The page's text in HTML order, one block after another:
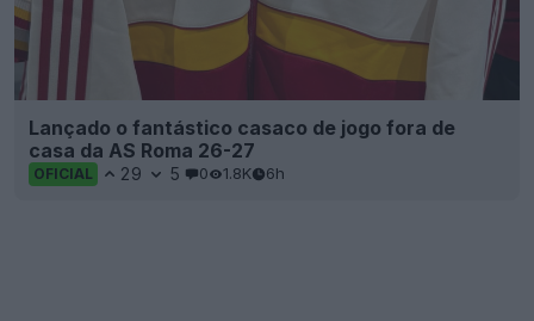
Lançado o fantástico casaco de jogo fora de
casa da AS Roma 26-27
OFICIAL 29 5 0 1.8K 6h